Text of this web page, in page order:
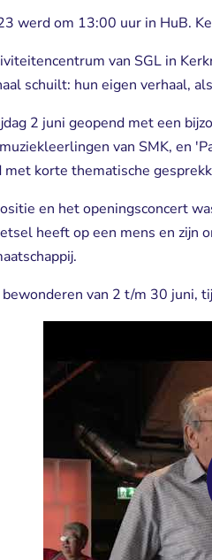
werd om 13:00 uur in HuB.
van SGL in
schuilt: hun eigen verhaal,
2 juni geopend met een
van SMK, en
korte thematische
en het openingsconcert
heeft op een mens en zijn
van 2 t/m 30 juni,